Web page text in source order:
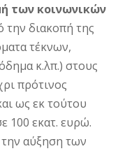
των κοινωνικών
την διακοπή της
τέκνων,
κ.λπ.) στους
πρότινος
ως εκ τούτου
100 εκατ. ευρώ.
αύξηση των